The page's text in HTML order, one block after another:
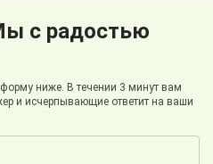
с радостью
ниже. В течении 3 минут вам
и исчерпывающие ответит на ваши